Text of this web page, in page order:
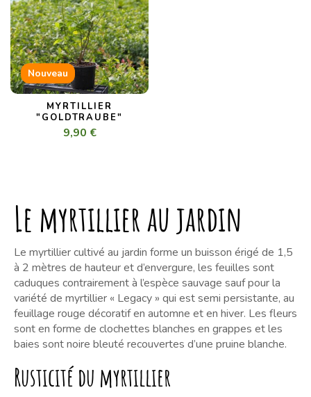
Nouveau
MYRTILLIER
"GOLDTRAUBE"
9,90 €
Le myrtillier au jardin
Le myrtillier cultivé au jardin forme un buisson érigé de 1,5
à 2 mètres de hauteur et d’envergure, les feuilles sont
caduques contrairement à l’espèce sauvage sauf pour la
variété de myrtillier « Legacy » qui est semi persistante, au
feuillage rouge décoratif en automne et en hiver. Les fleurs
sont en forme de clochettes blanches en grappes et les
baies sont noire bleuté recouvertes d’une pruine blanche.
Rusticité du myrtillier